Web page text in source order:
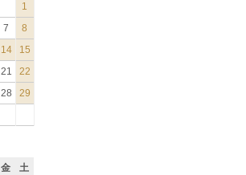
1
7
8
14
15
21
22
28
29
金
土